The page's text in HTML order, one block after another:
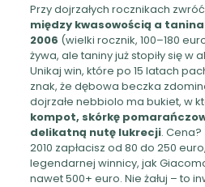
Przy dojrzałych rocznikach
między kwasowością a
2006 (wielki rocznik, 100–180
żywa, ale taniny już stopiły się w
Unikaj win, które po 15 latach
znak, że dębowa beczka
dojrzałe nebbiolo ma bukiet, w
kompot, skórkę
delikatną nutę lukrecji. Cena?
2010 zapłacisz od 80 do 250
legendarnej winnicy, jak
nawet 500+ euro. Nie żałuj – to